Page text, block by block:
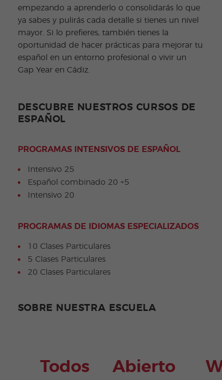
empezando a aprenderlo o consolidarás lo que
ya sabes y pulirás cada detalle si tienes un nivel
mayor. Si lo prefieres, también tienes la
oportunidad de hacer prácticas para mejorar tu
español en un entorno profesional o vivir un
Gap Year en Cádiz.
DESCUBRE NUESTROS CURSOS DE
ESPAÑOL
PROGRAMAS INTENSIVOS DE ESPAÑOL
Intensivo 25
Español combinado 20 +5
Intensivo 20
PROGRAMAS DE IDIOMAS ESPECIALIZADOS
10 Clases Particulares
5 Clases Particulares
20 Clases Particulares
SOBRE NUESTRA ESCUELA
Todos Abierto